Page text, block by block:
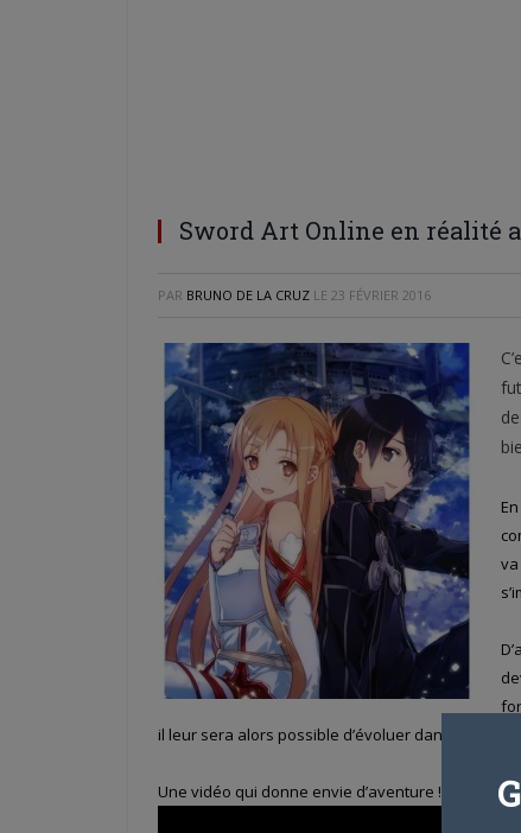
Sword Art Online en réalité
PAR BRUNO DE LA CRUZ LE 23 FÉVRIER 2016
il leur sera alors possible d’évoluer dans le monde
Une vidéo qui donne envie d’aventure !